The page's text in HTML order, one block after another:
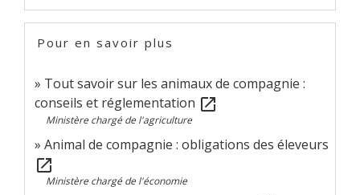
Pour en savoir plus
Tout savoir sur les animaux de compagnie :
conseils et réglementation open_in_new
Ministère chargé de l'agriculture
Animal de compagnie : obligations des éleveurs
open_in_new
Ministère chargé de l'économie